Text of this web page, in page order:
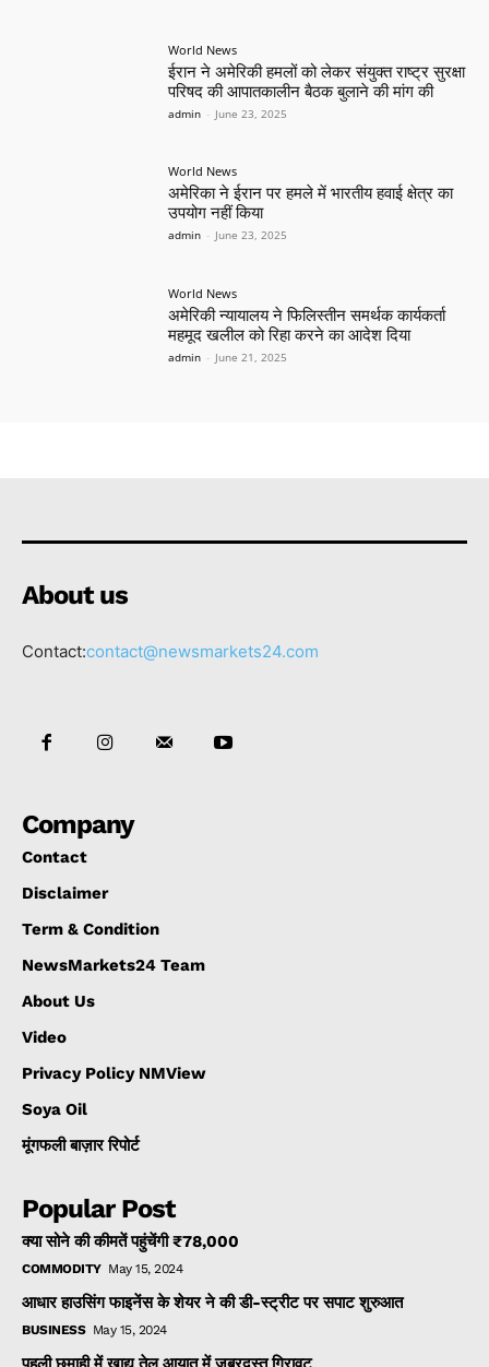
World News
ईरान ने अमेरिकी हमलों को लेकर संयुक्त राष्ट्र सुरक्षा
परिषद की आपातकालीन बैठक बुलाने की मांग की
admin - June 23, 2025
World News
अमेरिका ने ईरान पर हमले में भारतीय हवाई क्षेत्र का
उपयोग नहीं किया
admin - June 23, 2025
World News
अमेरिकी न्यायालय ने फिलिस्तीन समर्थक कार्यकर्ता
महमूद खलील को रिहा करने का आदेश दिया
admin - June 21, 2025
About us
Contact:contact@newsmarkets24.com
Company
Contact
Disclaimer
Term & Condition
NewsMarkets24 Team
About Us
Video
Privacy Policy NMView
Soya Oil
मूंगफली बाज़ार रिपोर्ट
Popular Post
क्या सोने की कीमतें पहुंचेंगी ₹78,000
COMMODITY May 15, 2024
आधार हाउसिंग फाइनेंस के शेयर ने की डी-स्ट्रीट पर सपाट शुरुआत
BUSINESS May 15, 2024